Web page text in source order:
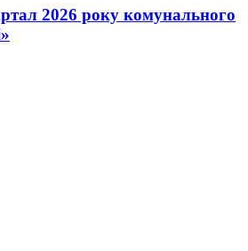
2026 року комунального